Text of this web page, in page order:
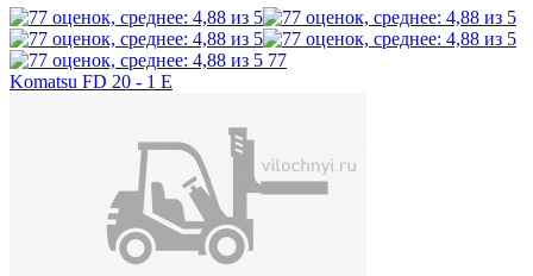
77
Komatsu FD 20 - 1 E